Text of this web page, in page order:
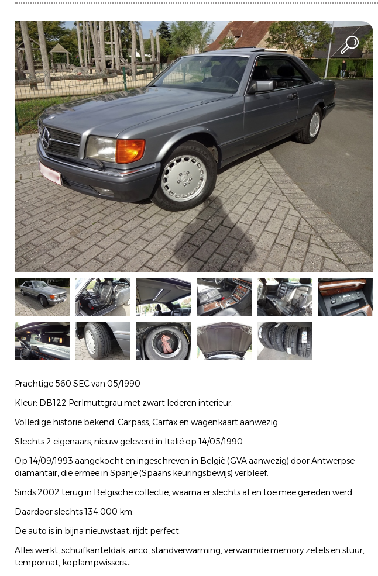
Prachtige 560 SEC van 05/1990
Kleur: DB122 Perlmuttgrau met zwart lederen interieur.
Volledige historie bekend, Carpass, Carfax en wagenkaart aanwezig.
Slechts 2 eigenaars, nieuw geleverd in Italië op 14/05/1990.
Op 14/09/1993 aangekocht en ingeschreven in België (GVA aanwezig) door Antwerpse
diamantair, die ermee in Spanje (Spaans keuringsbewijs) verbleef.
Sinds 2002 terug in Belgische collectie, waarna er slechts af en toe mee gereden werd.
Daardoor slechts 134.000 km.
De auto is in bijna nieuwstaat, rijdt perfect.
Alles werkt, schuifkanteldak, airco, standverwarming, verwarmde memory zetels en stuur,
tempomat, koplampwissers…..